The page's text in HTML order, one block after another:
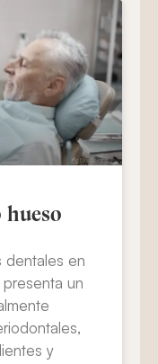
dentales en
un
y